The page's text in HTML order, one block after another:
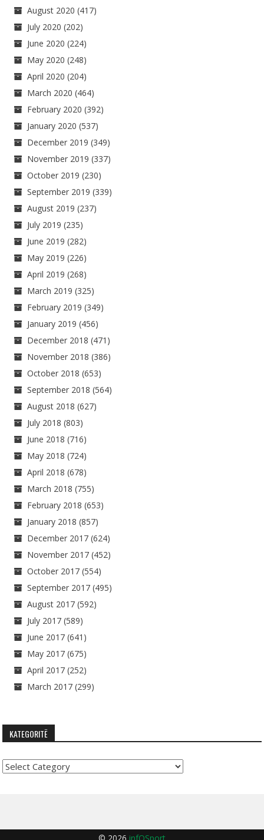
August 2020 (417)
July 2020 (202)
June 2020 (224)
May 2020 (248)
April 2020 (204)
March 2020 (464)
February 2020 (392)
January 2020 (537)
December 2019 (349)
November 2019 (337)
October 2019 (230)
September 2019 (339)
August 2019 (237)
July 2019 (235)
June 2019 (282)
May 2019 (226)
April 2019 (268)
March 2019 (325)
February 2019 (349)
January 2019 (456)
December 2018 (471)
November 2018 (386)
October 2018 (653)
September 2018 (564)
August 2018 (627)
July 2018 (803)
June 2018 (716)
May 2018 (724)
April 2018 (678)
March 2018 (755)
February 2018 (653)
January 2018 (857)
December 2017 (624)
November 2017 (452)
October 2017 (554)
September 2017 (495)
August 2017 (592)
July 2017 (589)
June 2017 (641)
May 2017 (675)
April 2017 (252)
March 2017 (299)
KATEGORITË
Kategoritë